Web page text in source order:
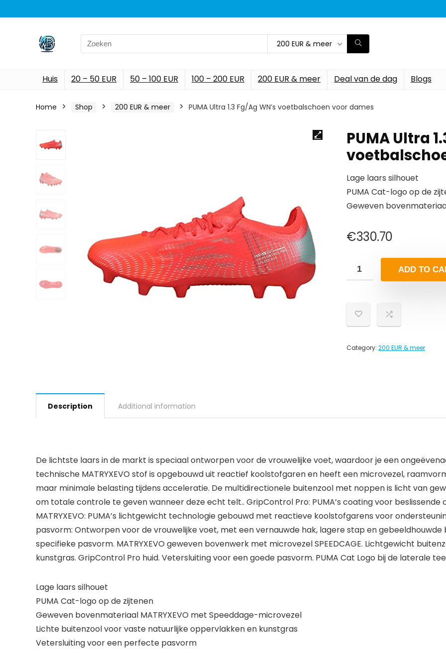
Search
for:
200 EUR & meer
Huis 20 – 50 EUR 50 – 100 EUR 100 – 200 EUR 200 EUR & meer Deal van de dag Blogs
Home Shop 200 EUR & meer PUMA Ultra 1.3 Fg/Ag WN’s voetbalschoen voor dames
PUMA Ultra
Lage laars silhouet
PUMA Cat-logo op de
Geweven
€330.70
ADD TO
Category: 200 EUR & meer
Description Additional information
De lichtste laars in de markt is speciaal ontworpen voor de vrouwelijke voet, waardoor je een
technische MATRYXEVO stof is opgebouwd uit reactief koolstofgaren en heeft een microvezel,
maar minimale belasting tijdens acceleratie. De multidirectionele buitenzool met noppen is licht van
om totale controle te geven wanneer deze echt telt.. GripControl Pro: PUMA’s coating voor
MATRYXEVO: PUMA’s lichtgewicht technologie gebouwd met reactieve koolstofgarens voor
pasvorm: Ontworpen voor de vrouwelijke voet, met een vernauwde hak, lagere stap en gebeeldhouwde
specifieke pasvorm. MATRYXEVO geweven bovenwerk met microvezel SPEEDCAGE. Lichtgewicht
kunstgras. GripControl Pro huid. Vetersluiting voor een goede pasvorm. PUMA Cat Logo bij de laterale
Lage laars silhouet
PUMA Cat-logo op de zijtenen
Geweven bovenmateriaal MATRYXEVO met Speeddage-microvezel
Lichte buitenzool voor vaste natuurlijke oppervlakken en kunstgras
Vetersluiting voor een perfecte pasvorm